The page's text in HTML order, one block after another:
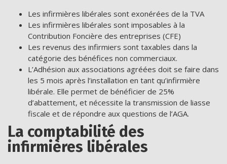
Les infirmières libérales sont exonérées de la TVA
Les infirmières libérales sont imposables à la
Contribution Foncière des entreprises (CFE)
Les revenus des infirmiers sont taxables dans la
catégorie des bénéfices non commerciaux.
L’Adhésion aux associations agréées doit se faire dans
les 5 mois après l’installation en tant qu’infirmière
libérale. Elle permet de bénéficier de 25%
d’abattement, et nécessite la transmission de liasse
fiscale et de répondre aux questions de l’AGA.
La comptabilité des
infirmières libérales